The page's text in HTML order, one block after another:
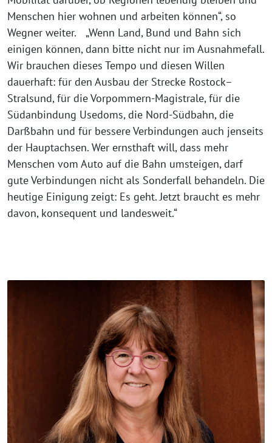
Menschen hier wohnen und arbeiten können“, so
Wegner weiter. „Wenn Land, Bund und Bahn sich
einigen können, dann bitte nicht nur im Ausnahmefall.
Wir brauchen dieses Tempo und diesen Willen
dauerhaft: für den Ausbau der Strecke Rostock–
Stralsund, für die Vorpommern-Magistrale, für die
Südanbindung Usedoms, die Nord-Südbahn, die
Darßbahn und für bessere Verbindungen auch jenseits
der Hauptachsen. Wer ernsthaft will, dass mehr
Menschen vom Auto auf die Bahn umsteigen, darf
gute Verbindungen nicht als Sonderfall behandeln. Die
heutige Einigung zeigt: Es geht. Jetzt braucht es mehr
davon, konsequent und landesweit.“